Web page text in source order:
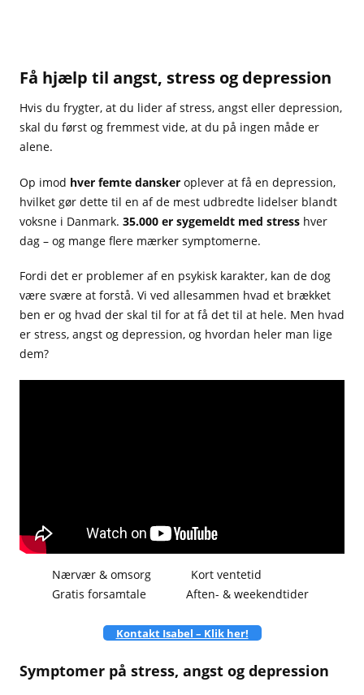
Få hjælp til angst, stress og depression
Hvis du frygter, at du lider af stress, angst eller depression,
skal du først og fremmest vide, at du på ingen måde er
alene.
Op imod hver femte dansker oplever at få en depression,
hvilket gør dette til en af de mest udbredte lidelser blandt
voksne i Danmark. 35.000 er sygemeldt med stress hver
dag – og mange flere mærker symptomerne.
Fordi det er problemer af en psykisk karakter, kan de dog
være svære at forstå. Vi ved allesammen hvad et brækket
ben er og hvad der skal til for at få det til at hele. Men hvad
er stress, angst og depression, og hvordan heler man lige
dem?
Nærvær & omsorg
Kort ventetid
Gratis forsamtale
Aften- & weekendtider
Kontakt Isabel – Klik her!
Symptomer på stress, angst og depression